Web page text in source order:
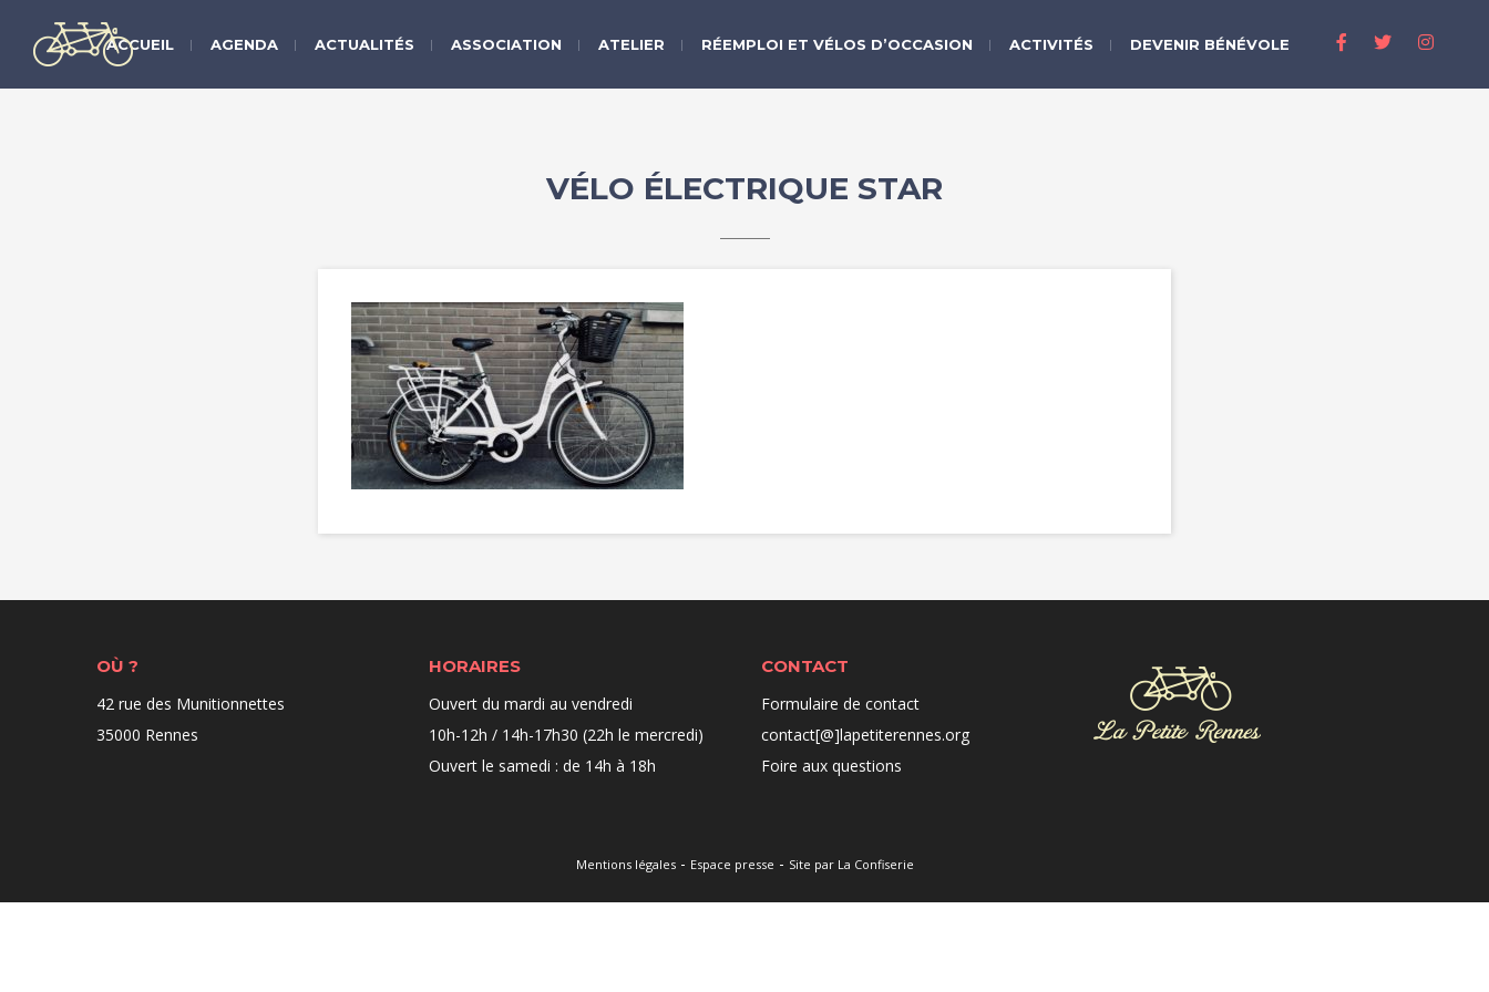
ACCUEIL AGENDA ACTUALITÉS ASSOCIATION ATELIER RÉEMPLOI ET VÉLOS D’OCCASION ACTIVITÉS DEVENIR BÉNÉVOLE
VÉLO ÉLECTRIQUE STAR
OÙ ?
42 rue des Munitionnettes
35000 Rennes
HORAIRES
Ouvert du mardi au vendredi
10h-12h / 14h-17h30 (22h le mercredi)
Ouvert le samedi : de 14h à 18h
CONTACT
Formulaire de contact
contact[@]lapetiterennes.org
Foire aux questions
Mentions légales- Espace presse - Site par La Confiserie